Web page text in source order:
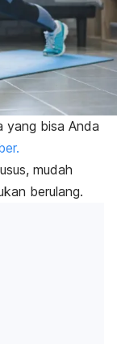
yang bisa Anda
mudah
berulang.